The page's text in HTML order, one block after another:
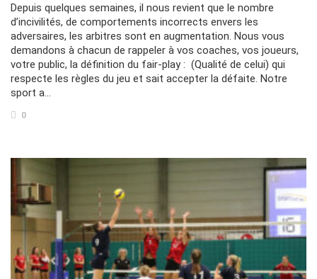
Depuis quelques semaines, il nous revient que le nombre
d’incivilités, de comportements incorrects envers les
adversaires, les arbitres sont en augmentation. Nous vous
demandons à chacun de rappeler à vos coaches, vos joueurs,
votre public, la définition du fair-play : (Qualité de celui) qui
respecte les règles du jeu et sait accepter la défaite. Notre
sport a…
0